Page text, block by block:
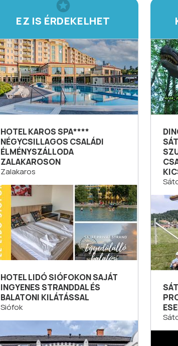
EZ IS ÉRDEKELHET
HOTEL KAROS SPA****
NÉGYCSILLAGOS CSALÁDI
ÉLMÉNYSZÁLLODA
ZALAKAROSON
Zalakaros
HOTEL LIDÓ SIÓFOKON SAJÁT
INGYENES STRANDDAL ÉS
BALATONI KILÁTÁSSAL
Siófok